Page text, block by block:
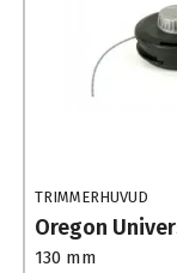
TRIMMERHUVUD
Oregon
130 mm